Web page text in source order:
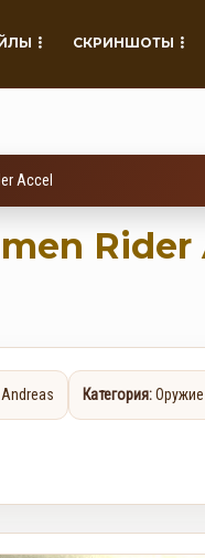
СКРИНШОТЫ
Accel
Rider
Категория:Оружие